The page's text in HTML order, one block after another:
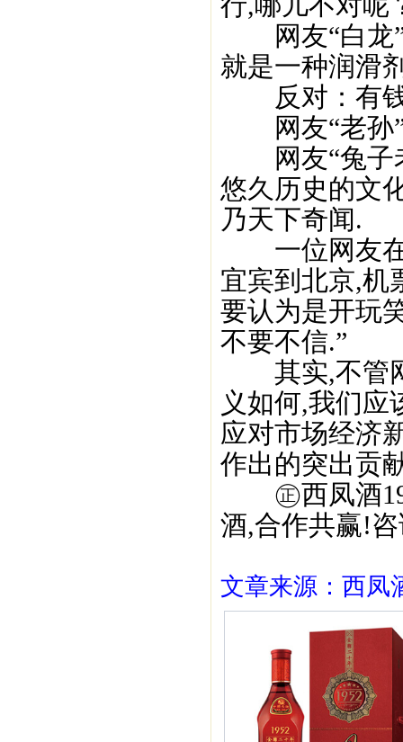
网友“白龙”
就是一种润滑
反对：有钱
网友“老孙”
网友“兔子老
悠久历史的文
乃天下奇闻.
一位网友在
宜宾到北京,机
要认为是开玩
不要不信.”
其实,不管网
义如何,我们
应对市场经济
作出的突出贡
㊣西凤酒
酒,合作共赢!咨
文章来源：西凤